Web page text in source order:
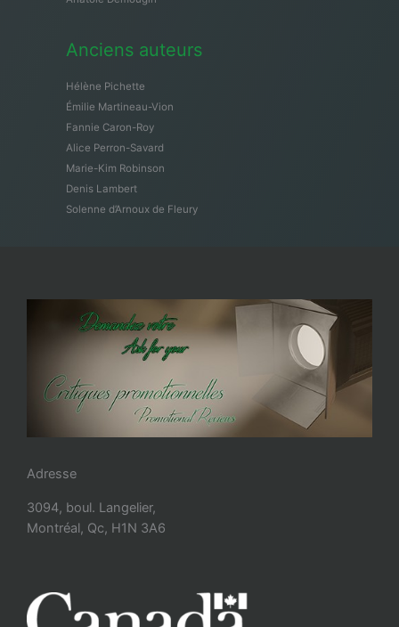
Anciens auteurs
Hélène Pichette
Émilie Martineau-Vion
Fannie Caron-Roy
Alice Perron-Savard
Marie-Kim Robinson
Denis Lambert
Solenne d’Arnoux de Fleury
Adresse
3094, boul. Langelier,
Montréal, Qc, H1N 3A6